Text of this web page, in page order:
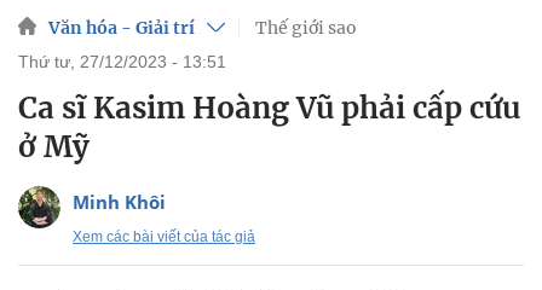
Văn hóa - Giải trí Thế giới sao
thứ tư, 27/12/2023 - 13:51
Ca sĩ Kasim Hoàng Vũ phải cấp cứu
ở Mỹ
Minh Khôi
Xem các bài viết của tác giả